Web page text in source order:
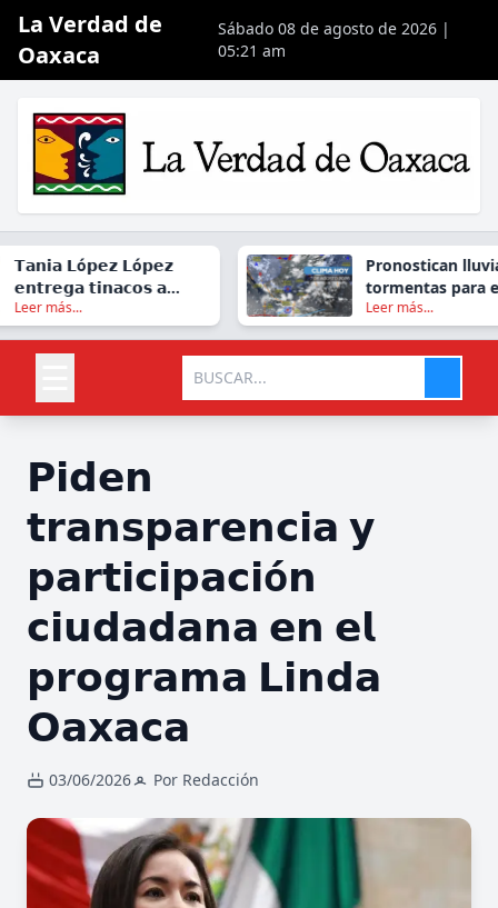
La Verdad de
Oaxaca
Sábado 08 de agosto de 2026 |
05:21 am
𝗧𝗮𝗻𝗶𝗮 𝗟ó𝗽𝗲𝘇 𝗟ó𝗽𝗲𝘇
𝗲𝗻𝘁𝗿𝗲𝗴𝗮 𝘁𝗶𝗻𝗮𝗰𝗼𝘀 𝗮
𝗳𝗮𝗺𝗶𝗹𝗶𝗮𝘀 𝗱𝗲
𝗫𝗼𝘅𝗼𝗰𝗼𝘁𝗹á𝗻
Leer más...
Pronostican
tormentas para
viernes en gran
Oaxaca
Leer más...
𝗣𝗶𝗱𝗲𝗻
𝘁𝗿𝗮𝗻𝘀𝗽𝗮𝗿𝗲𝗻𝗰𝗶𝗮 𝘆
𝗽𝗮𝗿𝘁𝗶𝗰𝗶𝗽𝗮𝗰𝗶ó𝗻
𝗰𝗶𝘂𝗱𝗮𝗱𝗮𝗻𝗮 𝗲𝗻 𝗲𝗹
𝗽𝗿𝗼𝗴𝗿𝗮𝗺𝗮 𝗟𝗶𝗻𝗱𝗮
𝗢𝗮𝘅𝗮𝗰𝗮
03/06/2026 Por Redacción